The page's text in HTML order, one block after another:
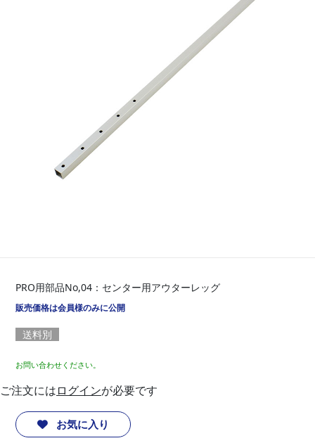
PRO用部品No,04：センター用アウターレッグ
販売価格は会員様のみに公開
送料別
お問い合わせください。
ご注文にはログインが必要です
お気に入り